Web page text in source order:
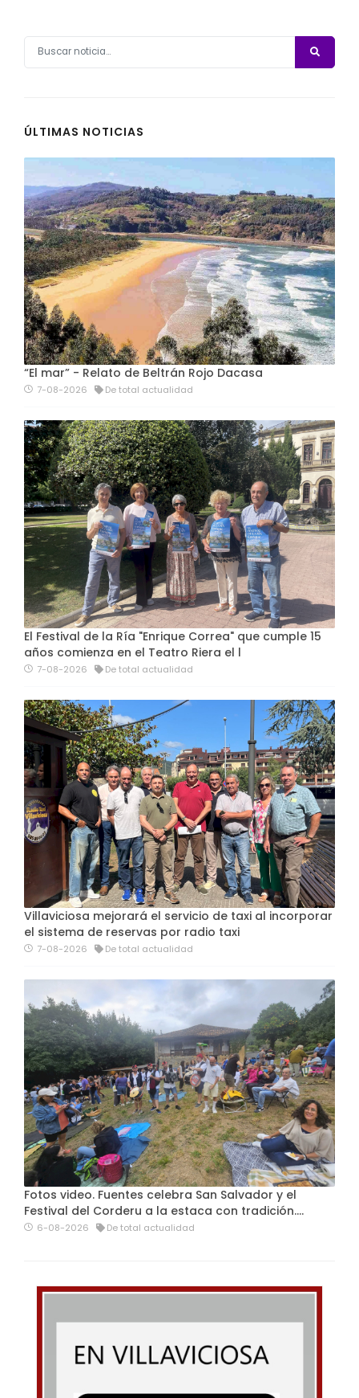
ÚLTIMAS NOTICIAS
“El mar” - Relato de Beltrán Rojo Dacasa
7-08-2026 De total actualidad
El Festival de la Ría "Enrique Correa" que cumple 15
años comienza en el Teatro Riera el l
7-08-2026 De total actualidad
Villaviciosa mejorará el servicio de taxi al incorporar
el sistema de reservas por radio taxi
7-08-2026 De total actualidad
Fotos video. Fuentes celebra San Salvador y el
Festival del Corderu a la estaca con tradición....
6-08-2026 De total actualidad